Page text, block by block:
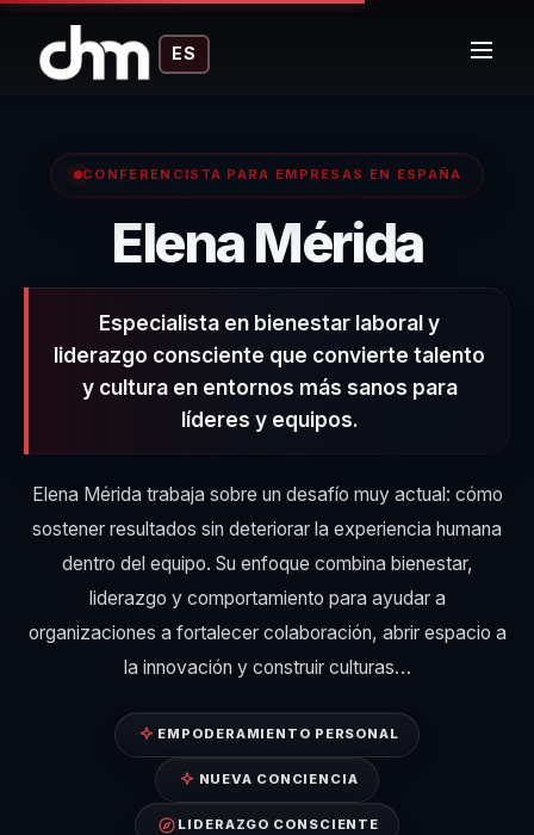
ES
CONFERENCISTA PARA EMPRESAS EN ESPAÑA
Elena Mérida–
Especialista en bienestar laboral y
liderazgo consciente que convierte talento
y cultura en entornos más sanos para
líderes y equipos.
Elena Mérida trabaja sobre un desafío muy actual: cómo
sostener resultados sin deteriorar la experiencia humana
dentro del equipo. Su enfoque combina bienestar,
liderazgo y comportamiento para ayudar a
organizaciones a fortalecer colaboración, abrir espacio a
la innovación y construir culturas…
EMPODERAMIENTO PERSONAL
NUEVA CONCIENCIA
LIDERAZGO CONSCIENTE